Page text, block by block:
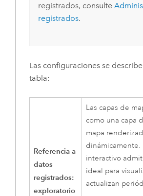
registrados, consulte
registrados.
Las configuraciones se
tabla:
Referencia a
datos
registrados:
exploratorio
Las capas de
como una capa
mapa
dinámicamente.
interactivo
ideal para
actualizan